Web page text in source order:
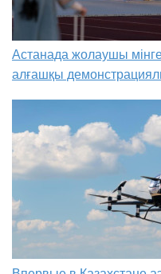
Астанада жолаушы
алғашқы